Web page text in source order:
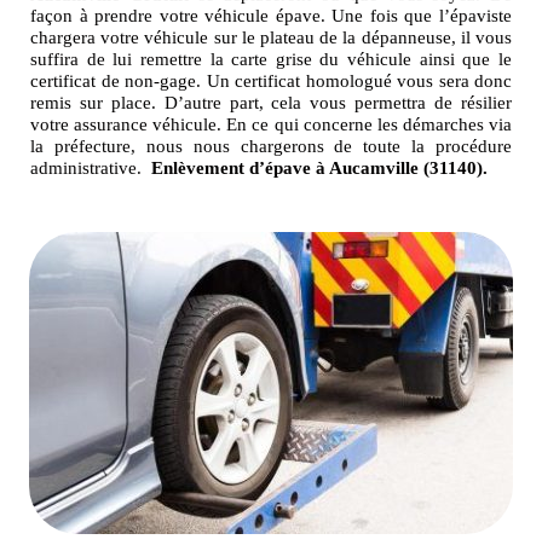
façon à prendre votre véhicule épave. Une fois que l’épaviste
chargera votre véhicule sur le plateau de la dépanneuse, il vous
suffira de lui remettre la carte grise du véhicule ainsi que le
certificat de non-gage. Un certificat homologué vous sera donc
remis sur place. D’autre part, cela vous permettra de résilier
votre assurance véhicule. En ce qui concerne les démarches via
la préfecture, nous nous chargerons de toute la procédure
administrative. Enlèvement d’épave à Aucamville (31140).